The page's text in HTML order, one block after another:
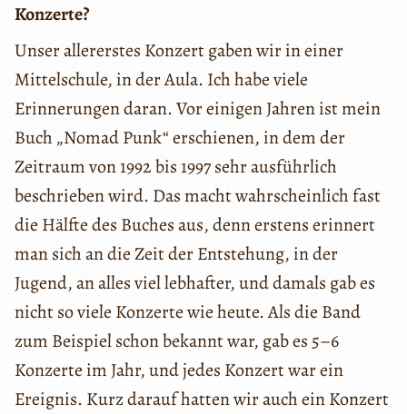
Konzerte?
Unser allererstes Konzert gaben wir in einer
Mittelschule, in der Aula. Ich habe viele
Erinnerungen daran. Vor einigen Jahren ist mein
Buch „Nomad Punk“ erschienen, in dem der
Zeitraum von 1992 bis 1997 sehr ausführlich
beschrieben wird. Das macht wahrscheinlich fast
die Hälfte des Buches aus, denn erstens erinnert
man sich an die Zeit der Entstehung, in der
Jugend, an alles viel lebhafter, und damals gab es
nicht so viele Konzerte wie heute. Als die Band
zum Beispiel schon bekannt war, gab es 5–6
Konzerte im Jahr, und jedes Konzert war ein
Ereignis. Kurz darauf hatten wir auch ein Konzert